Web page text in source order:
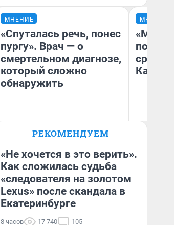
МНЕНИЕ
«Спуталась речь, понес
пургу». Врач — о
смертельном диагнозе,
который сложно
обнаружить
Главврач клиники
Волковой»
МНЕНИЕ
РЕКОМЕНДУЕМ
«Не хочется в это верить».
Как сложилась судьба
«следователя на золотом
Lexus» после скандала в
Екатеринбурге
8 часов 17 740 105